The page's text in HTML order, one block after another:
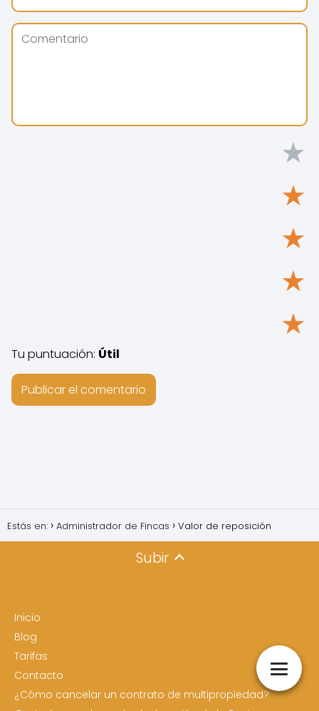
★
★
★
★
★
Tu puntuación: Útil
Estás en: Administrador de Fincas Valor de reposición
Subir
Inicio
Blog
Tarifas
Contacto
¿Cómo cancelar un contrato de multipropiedad?